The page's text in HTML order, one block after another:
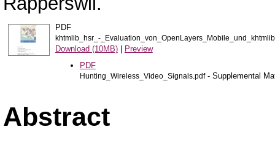
PDF
khtmlib_hsr_-
Download (10MB)| Preview
PDF
Hunting_Wireless_Video_Signals.pdf- Supplemental
Abstract